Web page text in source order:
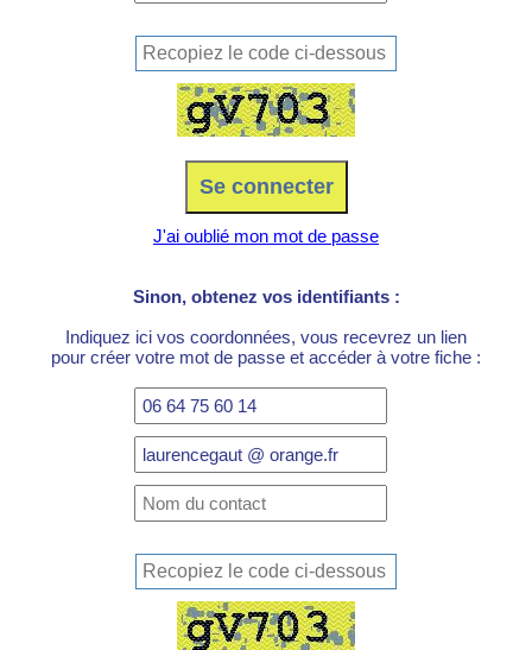
J'ai oublié mon mot de passe
Sinon, obtenez vos identifiants :
Indiquez ici vos coordonnées, vous recevrez un lien
pour créer votre mot de passe et accéder à votre fiche :